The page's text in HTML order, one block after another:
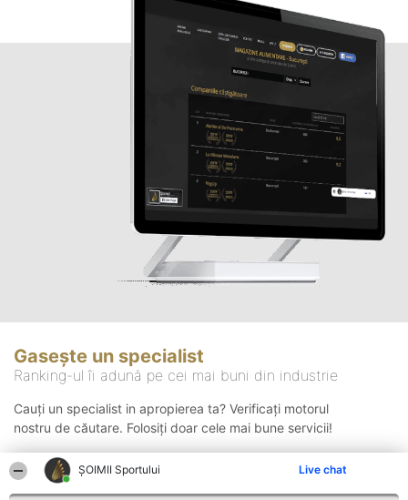
ȘOIMII Sportului Live chat
Gasește un specialist
Ranking-ul îi adună pe cei mai buni din industrie
Cauți un specialist in apropierea ta? Verificați motorul
nostru de căutare. Folosiți doar cele mai bune servicii!